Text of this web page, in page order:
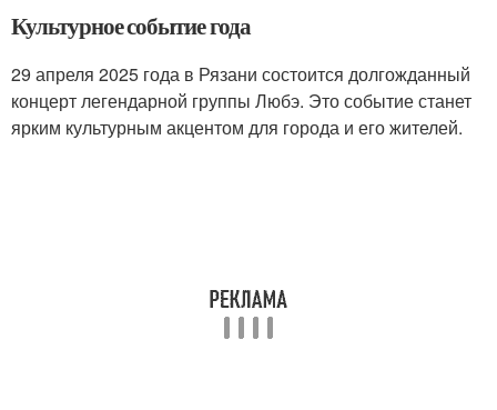
Культурное событие года
29 апреля 2025 года в Рязани состоится долгожданный
концерт легендарной группы Любэ. Это событие станет
ярким культурным акцентом для города и его жителей.